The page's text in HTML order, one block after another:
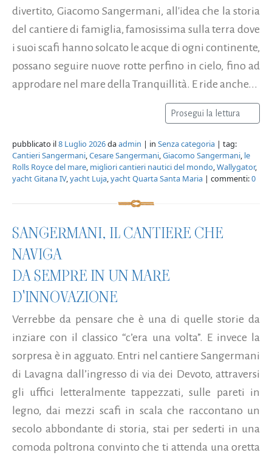
divertito, Giacomo Sangermani, all'idea che la storia
del cantiere di famiglia, famosissima sulla terra dove
i suoi scafi hanno solcato le acque di ogni continente,
possano seguire nuove rotte perfino in cielo, fino ad
approdare nel mare della Tranquillità. E ride anche...
Prosegui la lettura
pubblicato il8 Luglio 2026daadmin | in Senza categoria | tag:
Cantieri Sangermani,Cesare Sangermani,Giacomo Sangermani, le
Rolls Royce del mare, migliori cantieri nautici del mondo,Wallygator,
yacht Gitana IV,yacht Luja,yacht Quarta Santa Maria | commenti:0
SANGERMANI, IL CANTIERE CHE
NAVIGA
DA SEMPRE IN UN MARE
D'INNOVAZIONE
Verrebbe da pensare che è una di quelle storie da
inziare con il classico “c’era una volta”. E invece la
sorpresa è in agguato. Entri nel cantiere Sangermani
di Lavagna dall’ingresso di via dei Devoto, attraversi
gli uffici letteralmente tappezzati, sulle pareti in
legno, dai mezzi scafi in scala che raccontano un
secolo abbondante di storia, stai per sederti in una
comoda poltrona convinto che ti attenda una oretta